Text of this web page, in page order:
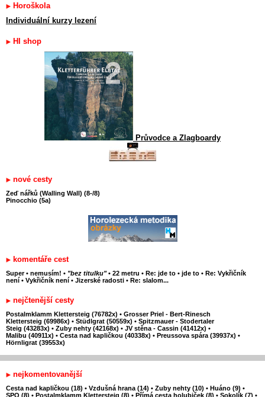
Horoškola
Individuální kurzy lezení
HI shop
Průvodce a Zlagboardy
nové cesty
Zeď nářků (Walling Wall) (8-/8)
Pinocchio (5a)
komentáře cest
Super • nemusím! • "bez titulku" • 22 metru • Re: jde to • jde to • Re: Vykřičník
není • Vykřičník není • Jizerské radosti • Re: slalom...
nejčtenější cesty
Postalmklamm Klettersteig (76782x) • Grosser Priel - Bert-Rinesch
Klettersteig (69986x) • Stüdlgrat (50559x) • Spitzmauer - Stodertaler
Steig (43283x) • Zuby nehty (42168x) • JV stěna - Cassin (41412x) •
Malibu (40911x) • Cesta nad kapličkou (40338x) • Preussova spára (39937x) •
Hörnligrat (39553x)
nejkomentovanější
Cesta nad kapličkou (18) • Vzdušná hrana (14) • Zuby nehty (10) • Huáno (9) •
SPO (8) • Postalmklamm Klettersteig (8) • Přímá cesta holubiček (8) • Sokolík (7) •